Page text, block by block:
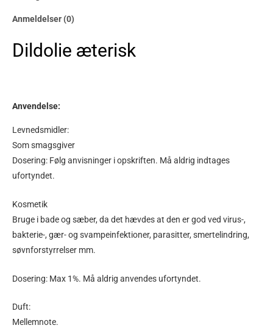
Anmeldelser (0)
Dildolie æterisk
Anvendelse:
Levnedsmidler:
Som smagsgiver
Dosering: Følg anvisninger i opskriften. Må aldrig indtages
ufortyndet.
Kosmetik
Bruge i bade og sæber, da det hævdes at den er god ved virus-,
bakterie-, gær- og svampeinfektioner, parasitter, smertelindring,
søvnforstyrrelser mm.
Dosering: Max 1%. Må aldrig anvendes ufortyndet.
Duft:
Mellemnote.